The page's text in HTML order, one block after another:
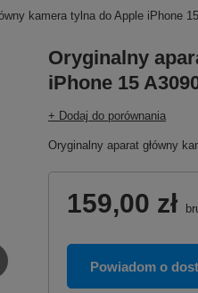
kamera tylna do Apple iPhone
Oryginalny
iPhone 15
+ Dodaj do porównania
Oryginalny aparat główny
159,00 zł
Powiadom o